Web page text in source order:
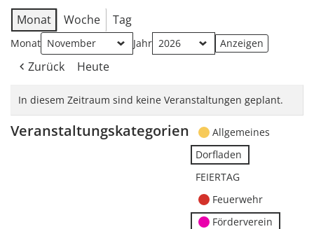
Monat Woche Tag
Monat Jahr
Zurück Heute
In diesem Zeitraum sind keine Veranstaltungen geplant.
Veranstaltungskategorien
Allgemeines
Dorfladen
FEIERTAG
Feuerwehr
Förderverein